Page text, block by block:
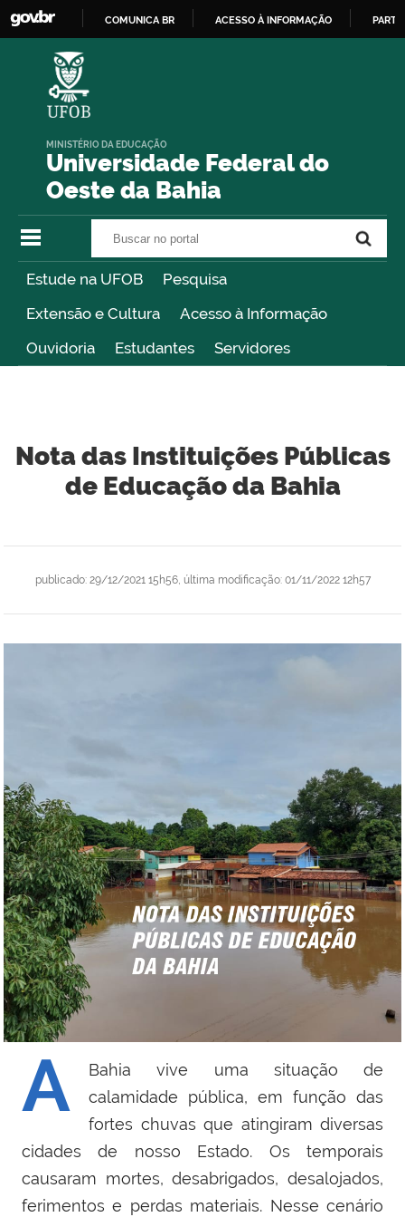
COMUNICA BR ACESSO À INFORMAÇÃO
Universidade Federal do
Oeste da Bahia
MINISTÉRIO DA EDUCAÇÃO
Estude na UFOB
Pesquisa
Extensão e Cultura
Acesso à Informação
Ouvidoria
Estudantes Servidores
Nota das Instituições Públicas
de Educação da Bahia
publicado: 29/12/2021 15h56, última modificação: 01/11/2022 12h57
A
Bahia vive uma situação de
calamidade pública, em função das
fortes chuvas que atingiram diversas
cidades de nosso Estado. Os temporais
causaram mortes, desabrigados, desalojados,
ferimentos e perdas materiais. Nesse cenário